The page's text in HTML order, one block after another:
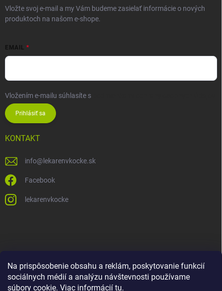
Na prispôsobenie obsahu a reklám, poskytovanie funkcií
sociálnych médií a analýzu návštevnosti používame
súbory cookie. Viac informácií tu.
Vložte svoj e-mail a my Vám budeme zasielať informácie o nových
produktoch na našom e-shope.
EMAIL
Vložením e-mailu súhlasíte s
Prihlásiť sa
KONTAKT
info@ lekarenvkocke.sk
Facebook
lekarenvkocke